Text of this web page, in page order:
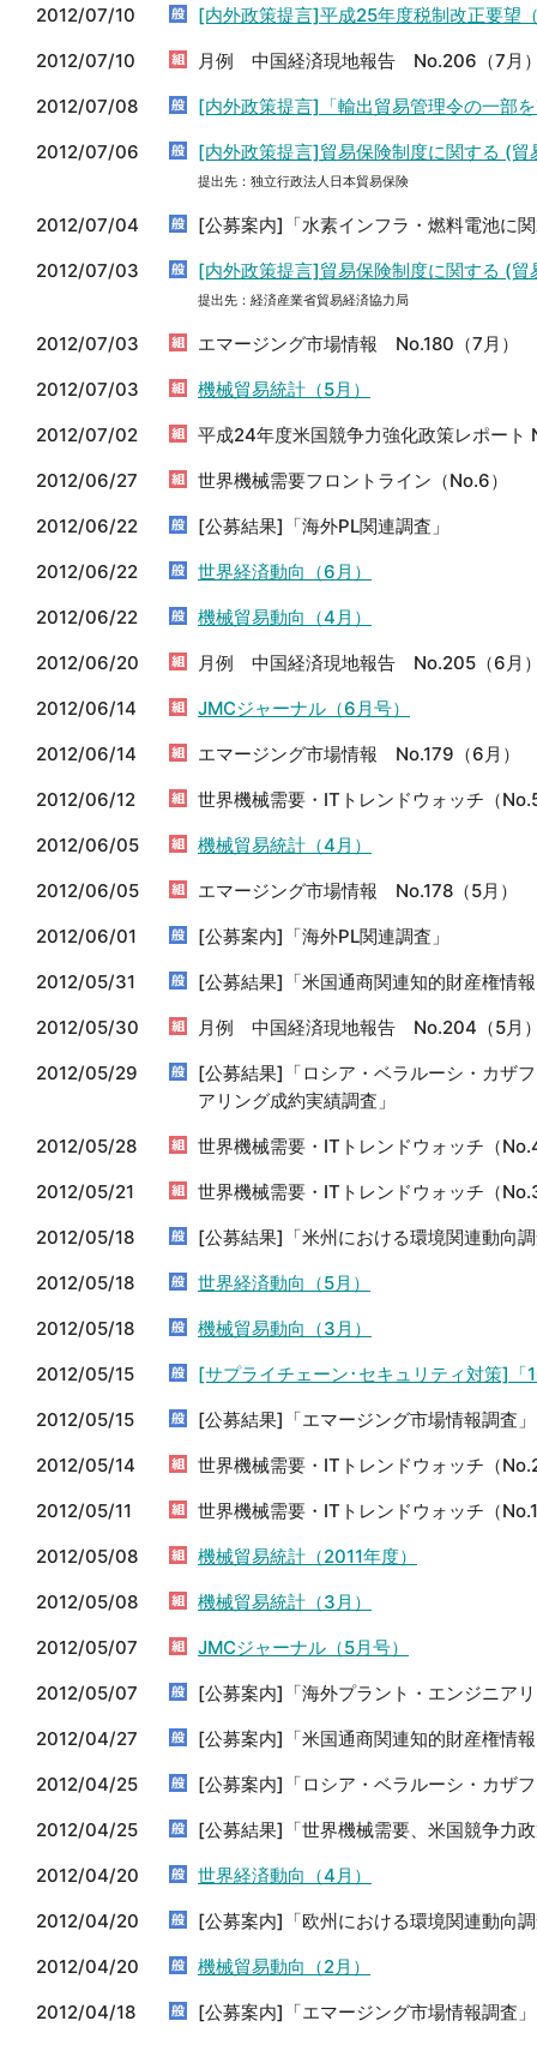
2012/07/10
[内外政策提言]平成25年度税制改正要望
2012/07/10
月例 中国経済現地報告 No.206（7月
2012/07/08
[内外政策提言]「輸出貿易管理令の一部
2012/07/06
[内外政策提言]貿易保険制度に関する (
提出先：独立行政法人日本貿易保険
2012/07/04
[公募案内]「水素インフラ・燃料電池に
2012/07/03
[内外政策提言]貿易保険制度に関する (
提出先：経済産業省貿易経済協力局
2012/07/03
エマージング市場情報 No.180（7月）
2012/07/03
機械貿易統計（5月）
2012/07/02
平成24年度米国競争力強化政策レポー
2012/06/27
世界機械需要フロントライン（No.6）
2012/06/22
[公募結果]「海外PL関連調査」
2012/06/22
世界経済動向（6月）
2012/06/22
機械貿易動向（4月）
2012/06/20
月例 中国経済現地報告 No.205（6月
2012/06/14
JMCジャーナル（6月号）
2012/06/14
エマージング市場情報 No.179（6月）
2012/06/12
世界機械需要・ITトレンドウォッチ（
2012/06/05
機械貿易統計（4月）
2012/06/05
エマージング市場情報 No.178（5月）
2012/06/01
[公募案内]「海外PL関連調査」
2012/05/31
[公募結果]「米国通商関連知的財産権情
2012/05/30
月例 中国経済現地報告 No.204（5月
2012/05/29
[公募結果]「ロシア・ベラルーシ・カザ
アリング成約実績調査」
2012/05/28
世界機械需要・ITトレンドウォッチ（
2012/05/21
世界機械需要・ITトレンドウォッチ（
2012/05/18
[公募結果]「米州における環境関連動向
2012/05/18
世界経済動向（5月）
2012/05/18
機械貿易動向（3月）
2012/05/15
[サプライチェーン･セキュリティ対策]
2012/05/15
[公募結果]「エマージング市場情報調査
2012/05/14
世界機械需要・ITトレンドウォッチ（
2012/05/11
世界機械需要・ITトレンドウォッチ（
2012/05/08
機械貿易統計（2011年度）
2012/05/08
機械貿易統計（3月）
2012/05/07
JMCジャーナル（5月号）
2012/05/07
[公募案内]「海外プラント・エンジニア
2012/04/27
[公募案内]「米国通商関連知的財産権情
2012/04/25
[公募案内]「ロシア・ベラルーシ・カザ
2012/04/25
[公募結果]「世界機械需要、米国競争力
2012/04/20
世界経済動向（4月）
2012/04/20
[公募案内]「欧州における環境関連動向
2012/04/20
機械貿易動向（2月）
2012/04/18
[公募案内]「エマージング市場情報調査